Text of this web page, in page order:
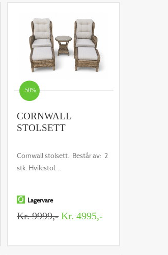
-50%
CORNWALL
STOLSETT
Cornwall stolsett. Består av: 2
stk. Hvilestol. ..
Lagervare
Kr. 9999,-Kr. 4995,-